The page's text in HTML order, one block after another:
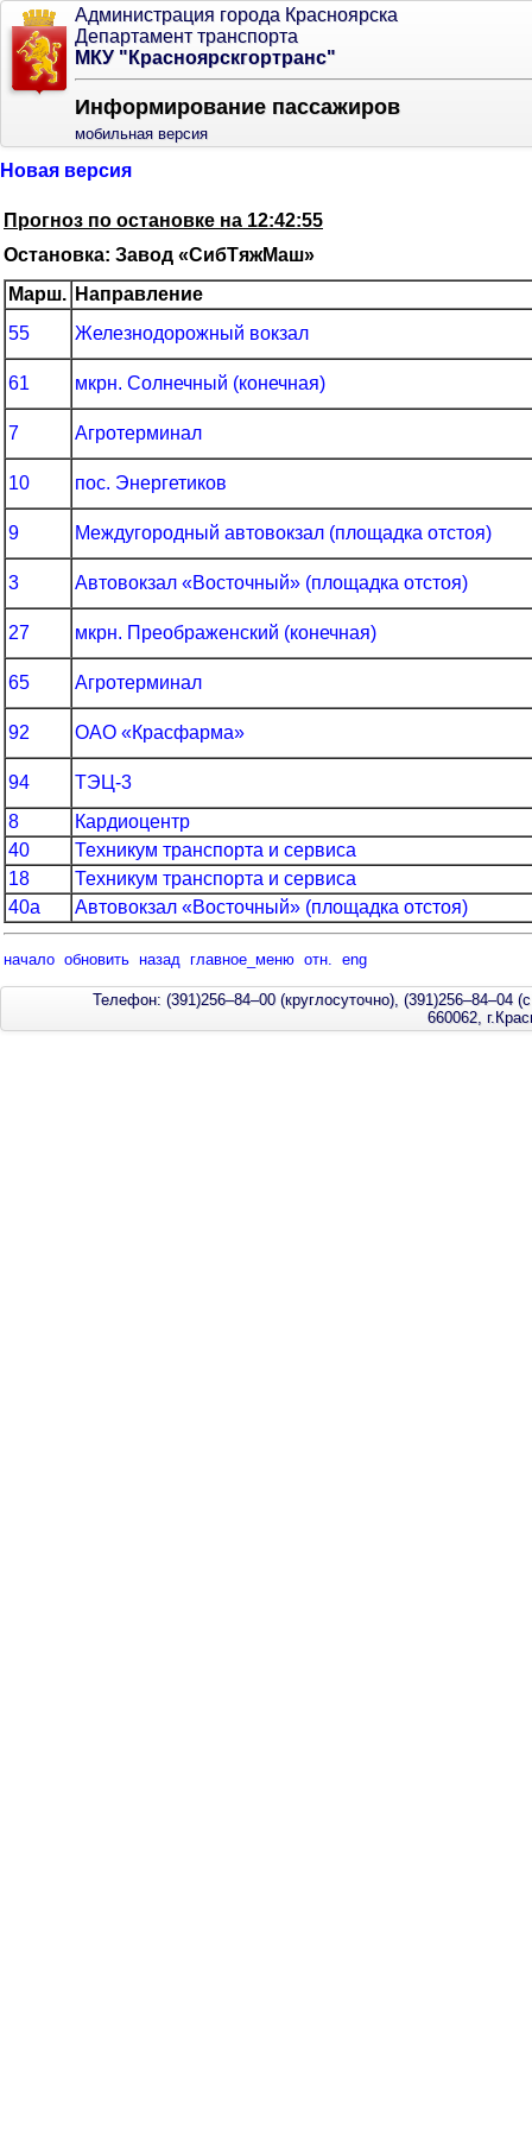
Администрация города Красноярска
Департамент транспорта
МКУ "Красноярскгортранс"
Информирование пассажиров
мобильная версия
Новая версия
Прогноз по остановке на 12:42:55
Остановка: Завод «СибТяжМаш»
Марш. Направление
55
Железнодорожный вокзал
61 мкрн. Солнечный (конечная)
7 Агротерминал
10 пос. Энергетиков
9 Междугородный автовокзал (площадка отстоя)
3 Автовокзал «Восточный» (площадка отстоя)
27 мкрн. Преображенский (конечная)
65 Агротерминал
92 ОАО «Красфарма»
94
ТЭЦ-3
8
Кардиоцентр
40
Техникум транспорта и сервиса
18
Техникум транспорта и сервиса
40а
Автовокзал «Восточный» (площадка отстоя)
начало обновить назад главное_меню отн. eng
Телефон: (391)256–84–00 (круглосуточно), (391)256–84–04
660062,